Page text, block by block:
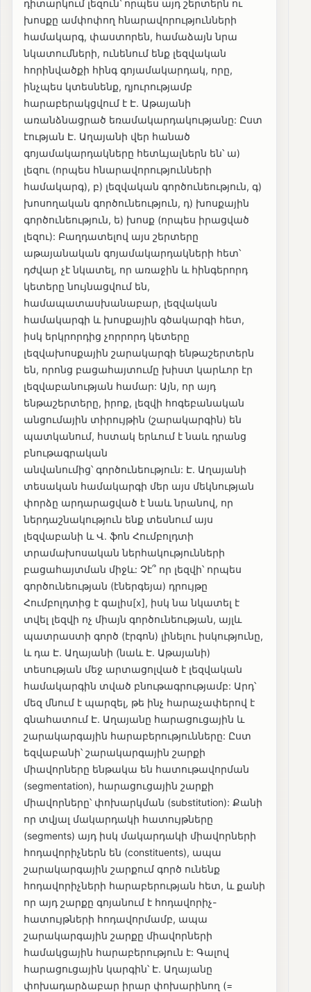
դիտարկում լեզուն՝ որպես այդ շերտերն ու
խոսքը ամփոփող հնարավորությունների
համակարգ, փաստորեն, համաձայն նրա
նկատումների, ունենում ենք լեզվական
հորինվածքի հինգ գոյամակարդակ, որը,
ինչպես կտեսնենք, դյուրությամբ
հարաբերակցվում է Է. Աթայանի
առանձնացրած եռամակարդակությանը: Ըստ
էության Է. Աղայանի վեր հանած
գոյամակարդակները հետևյալներն են՝ ա)
լեզու (որպես հնարավորությունների
համակարգ), բ) լեզվական գործունեություն, գ)
խոսողական գործունեություն, դ) խոսքային
գործունեություն, ե) խոսք (որպես իրացված
լեզու): Բաղդատելով այս շերտերը
աթայանական գոյամակարդակների հետ՝
դժվար չէ նկատել, որ առաջին և հինգերորդ
կետերը նույնացվում են,
համապատասխանաբար, լեզվական
համակարգի և խոսքային գծակարգի հետ,
իսկ երկրորդից չորրորդ կետերը
լեզվախոսքային շարակարգի ենթաշերտերն
են, որոնց բացահայտումը խիստ կարևոր էր
լեզվաբանության համար: Այն, որ այդ
ենթաշերտերը, իրոք, լեզվի հոգեբանական
անցումային տիրույթին (շարակարգին) են
պատկանում, հստակ երևում է նաև դրանց
բնութագրական
անվանումից՝ գործունեություն: Է. Աղայանի
տեսական համակարգի մեր այս մեկնության
փորձը արդարացված է նաև նրանով, որ
ներդաշնակություն ենք տեսնում այս
լեզվաբանի և Վ. ֆոն Հումբոլդտի
տրամախոսական ներհակությունների
բացահայտման միջև: Չէ՞ որ լեզվի՝ որպես
գործունեության (էներգեյա) դրույթը
Հումբոլդտից է գալիս[x], իսկ նա նկատել է
տվել լեզվի ոչ միայն գործունեության, այլև
պատրաստի գործ (էրգոն) լինելու իսկությունը,
և դա Է. Աղայանի (նաև Է. Աթայանի)
տեսության մեջ արտացոլված է լեզվական
համակարգին տված բնութագրությամբ: Արդ՝
մեզ մնում է պարզել, թե ինչ հարաչափերով է
գնահատում Է. Աղայանը հարացուցային և
շարակարգային հարաբերությունները: Ըստ
եզվաբանի՝ շարակարգային շարքի
միավորները ենթակա են հատութավորման
(segmentation), հարացուցային շարքի
միավորները՝ փոխարկման (substitution): Քանի
որ տվյալ մակարդակի հատույթները
(segments) այդ իսկ մակարդակի միավորների
հոդավորիչներն են (constituents), ապա
շարակարգային շարքում գործ ունենք
հոդավորիչների հարաբերության հետ, և քանի
որ այդ շարքը գոյանում է հոդավորիչ-
հատույթների հոդավորմամբ, ապա
շարակարգային շարքը միավորների
համակցային հարաբերություն է: Գալով
հարացուցային կարգին՝ Է. Աղայանը
փոխադարձաբար իրար փոխարինող (=